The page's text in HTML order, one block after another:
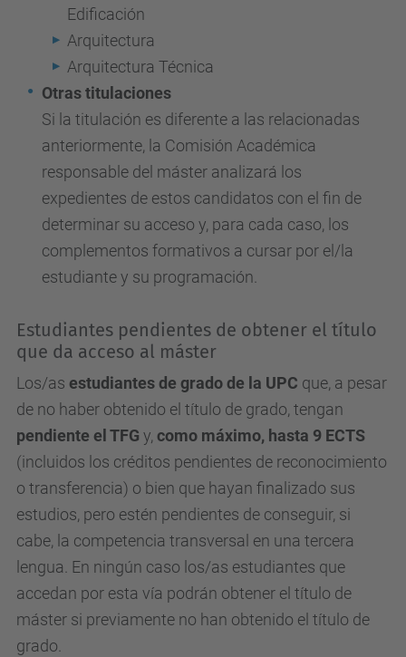
Edificación
Arquitectura
Arquitectura Técnica
Otras titulaciones
Si la titulación es diferente a las relacionadas
anteriormente, la Comisión Académica
responsable del máster analizará los
expedientes de estos candidatos con el fin de
determinar su acceso y, para cada caso, los
complementos formativos a cursar por el/la
estudiante y su programación.
Estudiantes pendientes de obtener el título
que da acceso al máster
Los/as estudiantes de grado de la UPC que, a pesar
de no haber obtenido el título de grado, tengan
pendiente el TFG y, como máximo, hasta 9 ECTS
(incluidos los créditos pendientes de reconocimiento
o transferencia) o bien que hayan finalizado sus
estudios, pero estén pendientes de conseguir, si
cabe, la competencia transversal en una tercera
lengua. En ningún caso los/as estudiantes que
accedan por esta vía podrán obtener el título de
máster si previamente no han obtenido el título de
grado.